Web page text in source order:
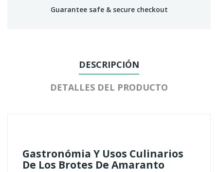
Guarantee safe & secure checkout
DESCRIPCIÓN
DETALLES DEL PRODUCTO
Gastronómia Y Usos Culinarios
De Los Brotes De Amaranto